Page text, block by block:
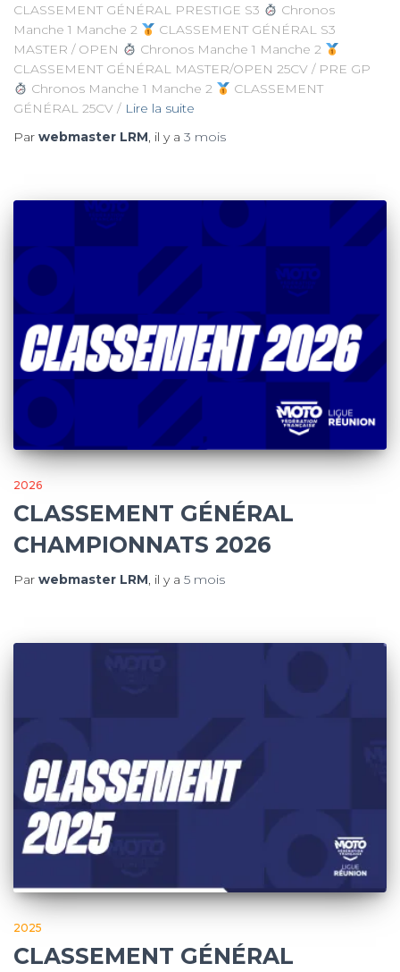
CLASSEMENT GÉNÉRAL PRESTIGE S3
Chronos
Manche 1 Manche 2
CLASSEMENT GÉNÉRAL S3
MASTER / OPEN
Chronos Manche 1 Manche 2
CLASSEMENT GÉNÉRAL MASTER/OPEN 25CV / PRE GP
Chronos Manche 1 Manche 2
CLASSEMENT
GÉNÉRAL 25CV / Lire la suite
Par webmaster LRM, il y a 3 mois
2026
CLASSEMENT GÉNÉRAL
CHAMPIONNATS 2026
Par webmaster LRM, il y a 5 mois
2025
CLASSEMENT GÉNÉRAL